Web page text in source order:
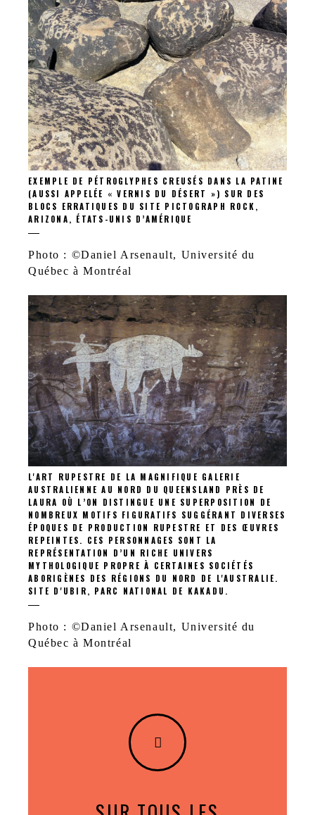
EXEMPLE DE PÉTROGLYPHES CREUSÉS DANS LA PATINE
(AUSSI APPELÉE « VERNIS DU DÉSERT ») SUR DES
BLOCS ERRATIQUES DU SITE PICTOGRAPH ROCK,
ARIZONA, ÉTATS-UNIS D’AMÉRIQUE
Photo : ©Daniel Arsenault, Université du
Québec à Montréal
L'ART RUPESTRE DE LA MAGNIFIQUE GALERIE
AUSTRALIENNE AU NORD DU QUEENSLAND PRÈS DE
LAURA OÙ L’ON DISTINGUE UNE SUPERPOSITION DE
NOMBREUX MOTIFS FIGURATIFS SUGGÉRANT DIVERSES
ÉPOQUES DE PRODUCTION RUPESTRE ET DES ŒUVRES
REPEINTES. CES PERSONNAGES SONT LA
REPRÉSENTATION D’UN RICHE UNIVERS
MYTHOLOGIQUE PROPRE À CERTAINES SOCIÉTÉS
ABORIGÈNES DES RÉGIONS DU NORD DE L'AUSTRALIE.
SITE D'UBIR, PARC NATIONAL DE KAKADU.
Photo : ©Daniel Arsenault, Université du
Québec à Montréal